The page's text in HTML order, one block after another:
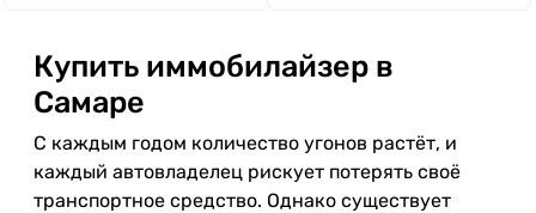
Купить иммобилайзер в
Самаре
С каждым годом количество угонов растёт, и
каждый автовладелец рискует потерять своё
транспортное средство. Однако существует